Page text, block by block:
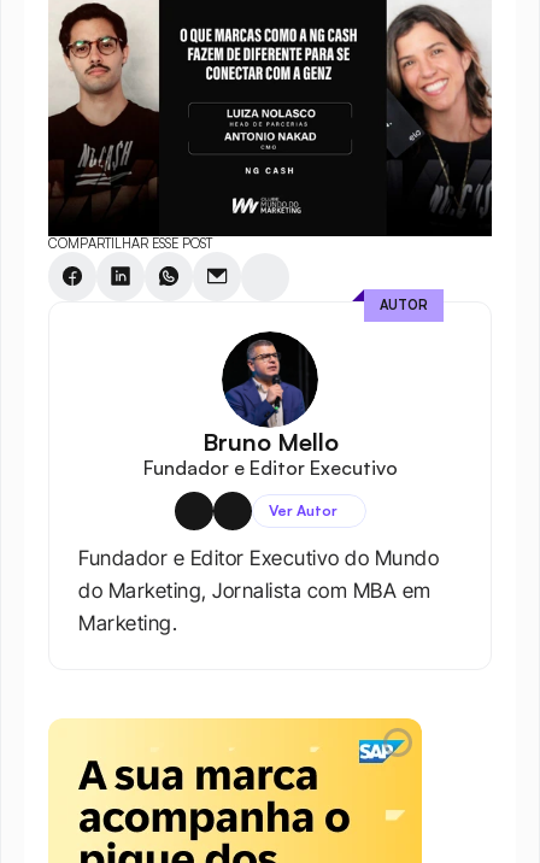
COMPARTILHAR ESSE POST
Bruno Mello
Fundador e Editor Executivo
Ver Autor
Fundador e Editor Executivo do Mundo
do Marketing, Jornalista com MBA em
Marketing.
AUTOR